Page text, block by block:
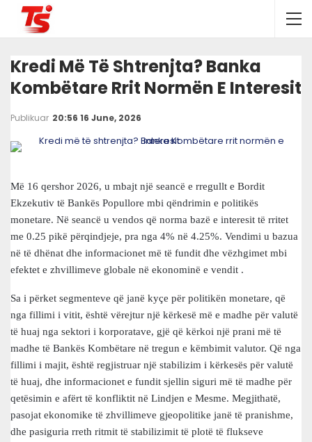
Kredi Më Të Shtrenjta? Banka
Kombëtare Rrit Normën E Interesit
Publikuar 20:56 16 June, 2026
Më 16 qershor 2026, u mbajt një seancë e rregullt e Bordit
Ekzekutiv të Bankës Popullore mbi qëndrimin e politikës
monetare. Në seancë u vendos që norma bazë e interesit të rritet
me 0.25 pikë përqindjeje, pra nga 4% në 4.25%. Vendimi u bazua
në të dhënat dhe informacionet më të fundit dhe vëzhgimet mbi
efektet e zhvillimeve globale në ekonominë e vendit .
Sa i përket segmenteve që janë kyçe për politikën monetare, që
nga fillimi i vitit, është vërejtur një kërkesë më e madhe për valutë
të huaj nga sektori i korporatave, gjë që kërkoi një prani më të
madhe të Bankës Kombëtare në tregun e këmbimit valutor. Që nga
fillimi i majit, është regjistruar një stabilizim i kërkesës për valutë
të huaj, dhe informacionet e fundit sjellin siguri më të madhe për
qetësimin e afërt të konfliktit në Lindjen e Mesme. Megjithatë,
pasojat ekonomike të zhvillimeve gjeopolitike janë të pranishme,
dhe pasiguria rreth ritmit të stabilizimit të plotë të flukseve